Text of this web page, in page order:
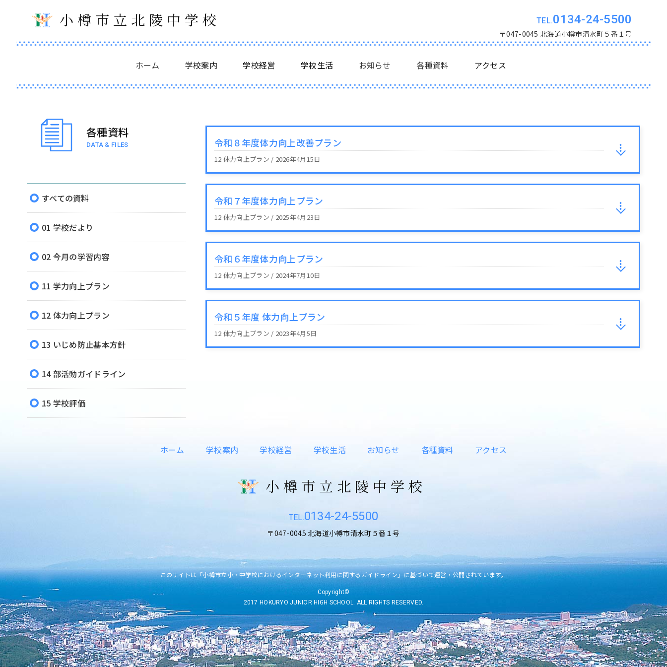
小樽市立北陵中学校
ホーム 学校案内 学校経営 学校生活 お知らせ 各種資料 アクセス
0134-24-5500
〒047-0045 北海道小樽市清水町５番１号
各種資料
DATA & FILES
すべての資料
01 学校だより
02 今月の学習内容
11 学力向上プラン
12 体力向上プラン
13 いじめ防止基本方針
14 部活動ガイドライン
15 学校評価
令和８年度体力向上改善プラン
12 体力向上プラン / 2026年4月15日
令和７年度体力向上プラン
12 体力向上プラン / 2025年4月23日
令和６年度体力向上プラン
12 体力向上プラン / 2024年7月10日
令和５年度 体力向上プラン
12 体力向上プラン / 2023年4月5日
ホーム 学校案内 学校経営 学校生活 お知らせ 各種資料 アクセス
小樽市立北陵中学校
0134-24-5500
〒047-0045 北海道小樽市清水町５番１号
このサイトは「小樽市立小・中学校におけるインターネット利用に関するガイドライン」に基づいて運営・公開されています。
Copyright©
2017 HOKURYO JUNIOR HIGH SCHOOL. ALL RIGHTS RESERVED.